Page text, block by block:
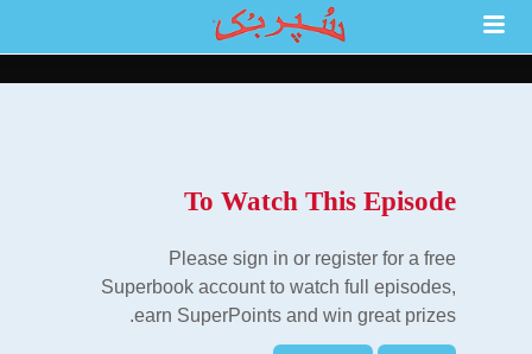
To Watch This Episode
Please sign in or register for a free
Superbook account to watch full episodes,
earn SuperPoints and win great prizes.